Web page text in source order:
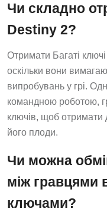
Чи складно
Destiny 2?
Отримати Багаті
оскільки вони
випробувань у грі.
командною роботою,
ключів, щоб отримати
його плоди.
Чи можна
між гравцями
ключами?